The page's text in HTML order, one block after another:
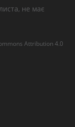
не має
Attribution 4.0